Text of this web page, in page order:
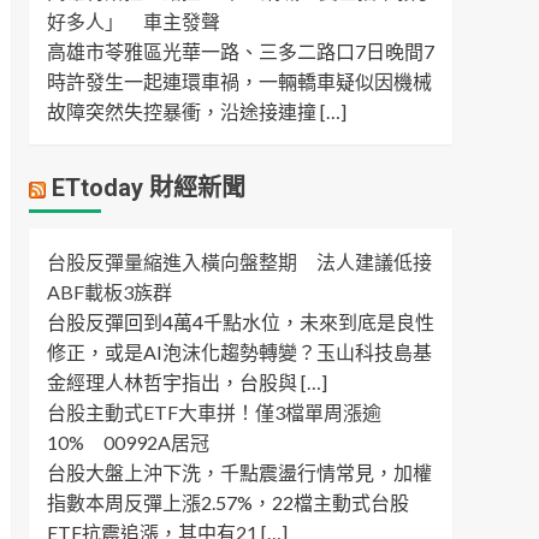
好多人」 車主發聲
高雄市苓雅區光華一路、三多二路口7日晚間7
時許發生一起連環車禍，一輛轎車疑似因機械
故障突然失控暴衝，沿途接連撞 […]
ETtoday 財經新聞
台股反彈量縮進入橫向盤整期 法人建議低接
ABF載板3族群
台股反彈回到4萬4千點水位，未來到底是良性
修正，或是AI泡沫化趨勢轉變？玉山科技島基
金經理人林哲宇指出，台股與 […]
台股主動式ETF大車拼！僅3檔單周漲逾
10% 00992A居冠
台股大盤上沖下洗，千點震盪行情常見，加權
指數本周反彈上漲2.57%，22檔主動式台股
ETF抗震追漲，其中有21 […]